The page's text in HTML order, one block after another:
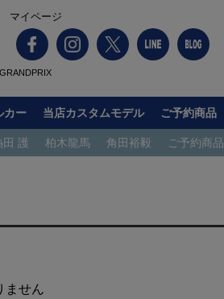
マイページ
カー 当店カスタムモデル ご予約商品
田 護 柏木龍馬 角田裕毅 ご予約商品
ません